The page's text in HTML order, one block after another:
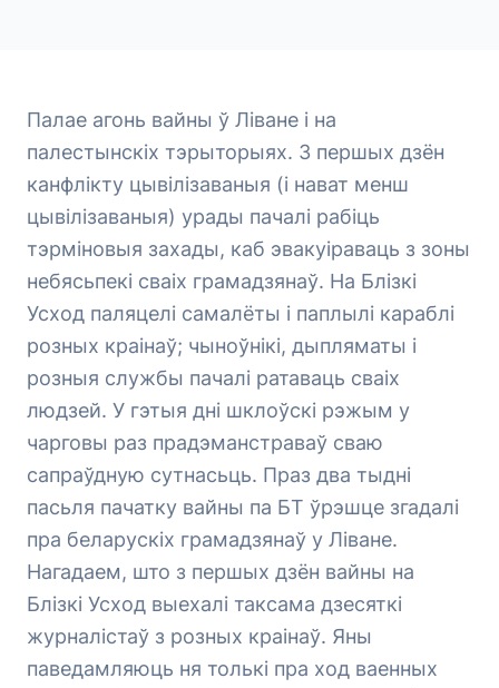
Палае агонь вайны ў Ліване і на
палестынскіх тэрыторыях. З першых дзён
канфлікту цывілізаваныя (і нават менш
цывілізаваныя) урады пачалі рабіць
тэрміновыя захады, каб эвакуіраваць з зоны
небясьпекі сваіх грамадзянаў. На Блізкі
Усход паляцелі самалёты і паплылі караблі
розных краінаў; чыноўнікі, дыпляматы і
розныя службы пачалі ратаваць сваіх
людзей. У гэтыя дні шклоўскі рэжым у
чарговы раз прадэманстраваў сваю
сапраўдную сутнасьць. Праз два тыдні
пасьля пачатку вайны па БТ ўрэшце згадалі
пра беларускіх грамадзянаў у Ліване.
Нагадаем, што з першых дзён вайны на
Блізкі Усход выехалі таксама дзесяткі
журналістаў з розных краінаў. Яны
паведамляюць ня толькі пра ход ваенных